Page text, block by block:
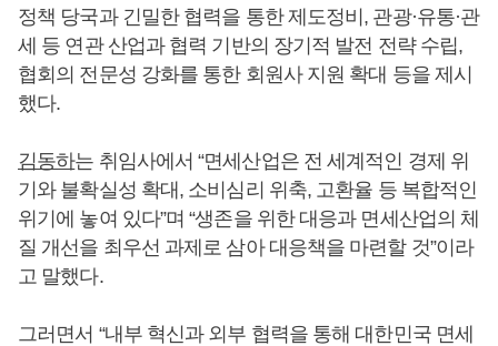
정책 당국과 긴밀한 협력을 통한 제도정비, 관광·유통·관
세 등 연관 산업과 협력 기반의 장기적 발전 전략 수립,
협회의 전문성 강화를 통한 회원사 지원 확대 등을 제시
했다.
김동하는 취임사에서 “면세산업은 전 세계적인 경제 위
기와 불확실성 확대, 소비심리 위축, 고환율 등 복합적인
위기에 놓여 있다”며 “생존을 위한 대응과 면세산업의 체
질 개선을 최우선 과제로 삼아 대응책을 마련할 것”이라
고 말했다.
그러면서 “내부 혁신과 외부 협력을 통해 대한민국 면세